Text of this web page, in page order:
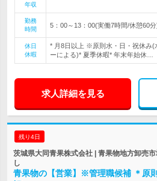
年収
勤務
時間
5：00～13：00(実働7時間/休憩60分
休日
休暇
* 月8日以上 ※原則水・日・祝休み(
ーによる)* 夏季休暇* 年末年始休…
求人詳細を見る
残り4日
茨城県大同青果株式会社 | 青果物地方卸売
し
青果物の【営業】※管理職候補 ＊原